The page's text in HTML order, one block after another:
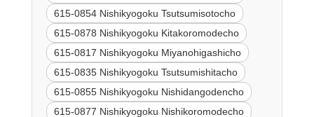
615-0854 Nishikyogoku Tsutsumisotocho
615-0878 Nishikyogoku Kitakoromodecho
615-0817 Nishikyogoku Miyanohigashicho
615-0835 Nishikyogoku Tsutsumishitacho
615-0855 Nishikyogoku Nishidangodencho
615-0877 Nishikyogoku Nishikoromodecho